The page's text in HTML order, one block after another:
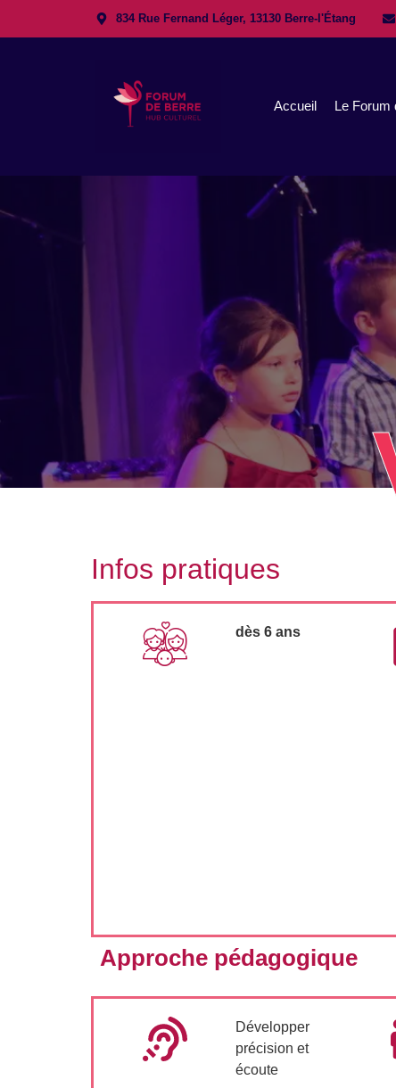
834 Rue Fernand Léger, 13130 Berre-l'Étang
Accueil Le Forum
Infos pratiques
dès 6 ans
Approche pédagogique
Développer
précision et
écoute